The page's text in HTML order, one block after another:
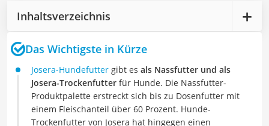
Inhaltsverzeichnis
Das Wichtigste in Kürze
Josera-Hundefutter gibt es als Nassfutter und als
Josera-Trockenfutter für Hunde. Die Nassfutter-
Produktpalette erstreckt sich bis zu Dosenfutter mit
einem Fleischanteil über 60 Prozent. Hunde-
Trockenfutter von Josera hat hingegen einen